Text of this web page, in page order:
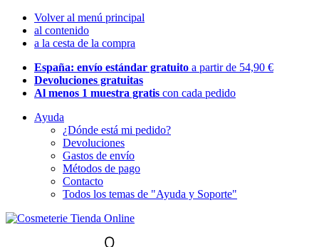
Volver al menú principal
al contenido
a la cesta de la compra
España: envío estándar gratuito a partir de 54,90 €
Devoluciones gratuitas
Al menos 1 muestra gratis con cada pedido
Ayuda
¿Dónde está mi pedido?
Devoluciones
Gastos de envío
Métodos de pago
Contacto
Todos los temas de "Ayuda y Soporte"